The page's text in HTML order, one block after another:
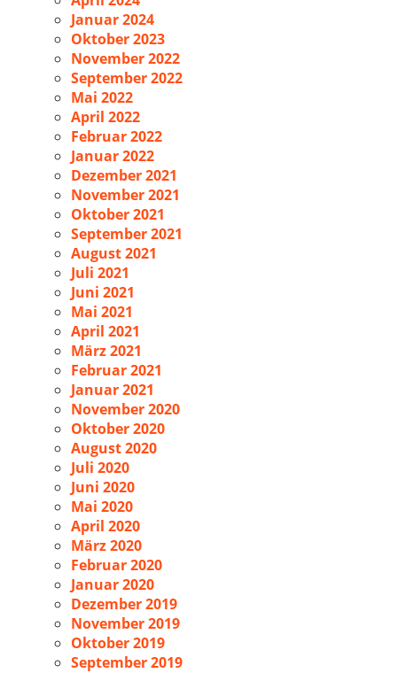
Januar 2024
Oktober 2023
November 2022
September 2022
Mai 2022
April 2022
Februar 2022
Januar 2022
Dezember 2021
November 2021
Oktober 2021
September 2021
August 2021
Juli 2021
Juni 2021
Mai 2021
April 2021
März 2021
Februar 2021
Januar 2021
November 2020
Oktober 2020
August 2020
Juli 2020
Juni 2020
Mai 2020
April 2020
März 2020
Februar 2020
Januar 2020
Dezember 2019
November 2019
Oktober 2019
September 2019